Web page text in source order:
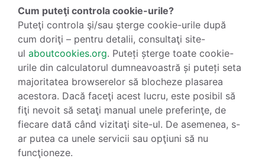
Cum puteţi controla cookie-urile?
Puteţi controla şi/sau şterge cookie-urile după
cum doriţi – pentru detalii, consultaţi site-
ul aboutcookies.org. Puteți șterge toate cookie-
urile din calculatorul dumneavoastră și puteți seta
majoritatea browserelor să blocheze plasarea
acestora. Dacă faceţi acest lucru, este posibil să
fiţi nevoit să setaţi manual unele preferinţe, de
fiecare dată când vizitaţi site-ul. De asemenea, s-
ar putea ca unele servicii sau opţiuni să nu
funcţioneze.